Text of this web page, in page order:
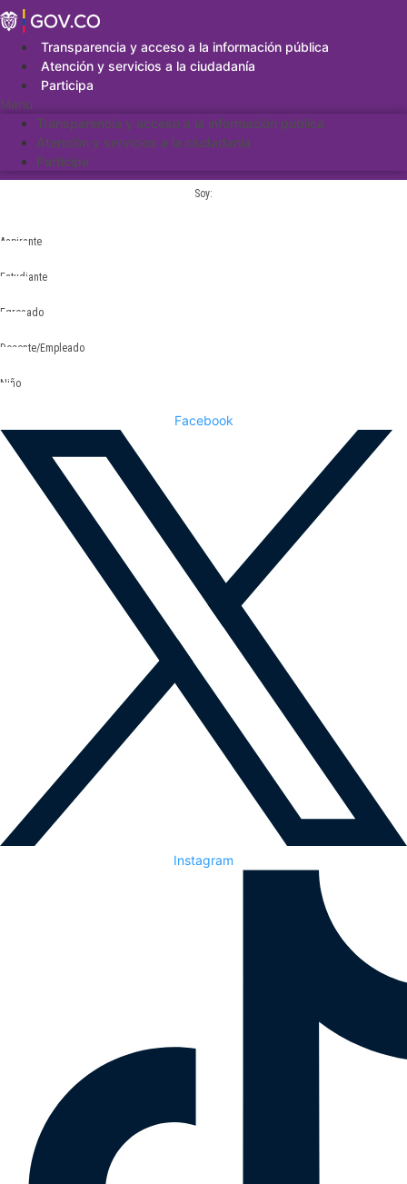
Saltar
al
contenidoTransparencia y acceso a la información pública
Atención y servicios a la ciudadanía
Participa
Menu
Transparencia y acceso a la información pública
Atención y servicios a la ciudadanía
Participa
Soy:
Aspirante
Estudiante
Egresado
Docente/Empleado
Niño
Facebook
Instagram